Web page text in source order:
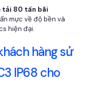
tải 80 tấn bãi
mực về độ bền và
hiện đại.
hàng sử
IP68 cho